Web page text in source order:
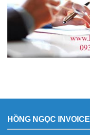
HỒNG NGỌC INVOICE